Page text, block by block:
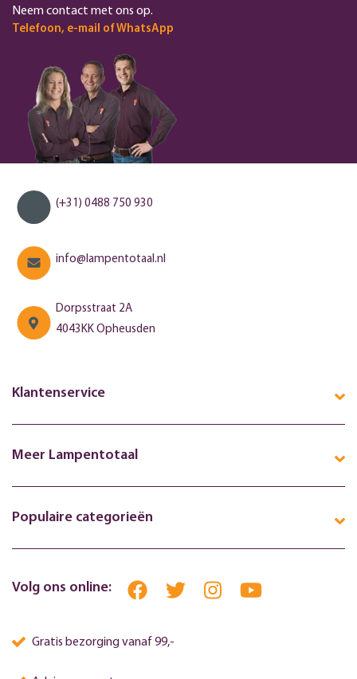
Neem contact met ons op.
Telefoon, e-mail of WhatsApp
(+31) 0488 750 930
info@lampentotaal.nl
Dorpsstraat 2A
4043KK Opheusden
Klantenservice
Meer Lampentotaal
Populaire categorieën
Volg ons online:
Gratis bezorging vanaf 99,-